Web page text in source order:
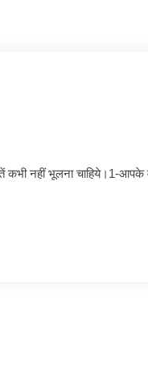
कभी नहीं भूलना चाहिये।1-